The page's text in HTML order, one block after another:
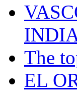
The
EL